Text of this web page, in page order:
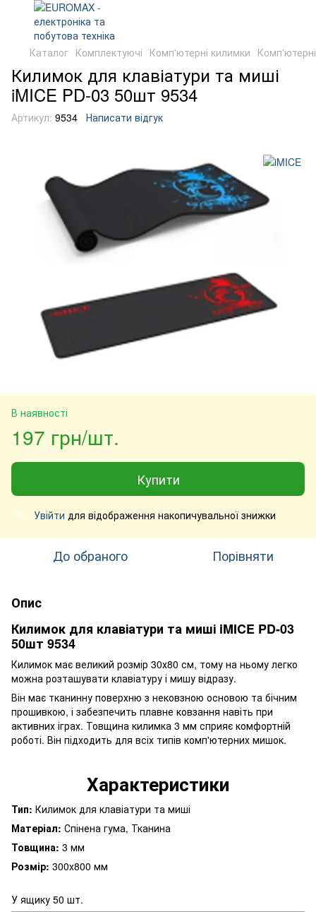
Каталог Комплектуючі Комп'ютерні килимки
Килимок для клавіатури та миші
iMICE PD-03 50шт 9534
Артикул: 9534 Написати відгук
В наявності
197 грн/шт.
Купити
% Увійти для відображення накопичувальної знижки
До обраного Порівняти
Опис
Килимок для клавіатури та миші iMICE PD-03
50шт 9534
Килимок має великий розмір 30х80 см, тому на ньому легко
можна розташувати клавіатуру і мишу відразу.
Він має тканинну поверхню з нековзною основою та бічним
прошивкою, і забезпечить плавне ковзання навіть при
активних іграх. Товщина килимка 3 мм сприяє комфортній
роботі. Він підходить для всіх типів комп'ютерних мишок.
Характеристики
Тип: Килимок для клавіатури та миші
Матеріал: Спінена гума, Тканина
Товщина: 3 мм
Розмір: 300х800 мм
У ящику 50 шт.